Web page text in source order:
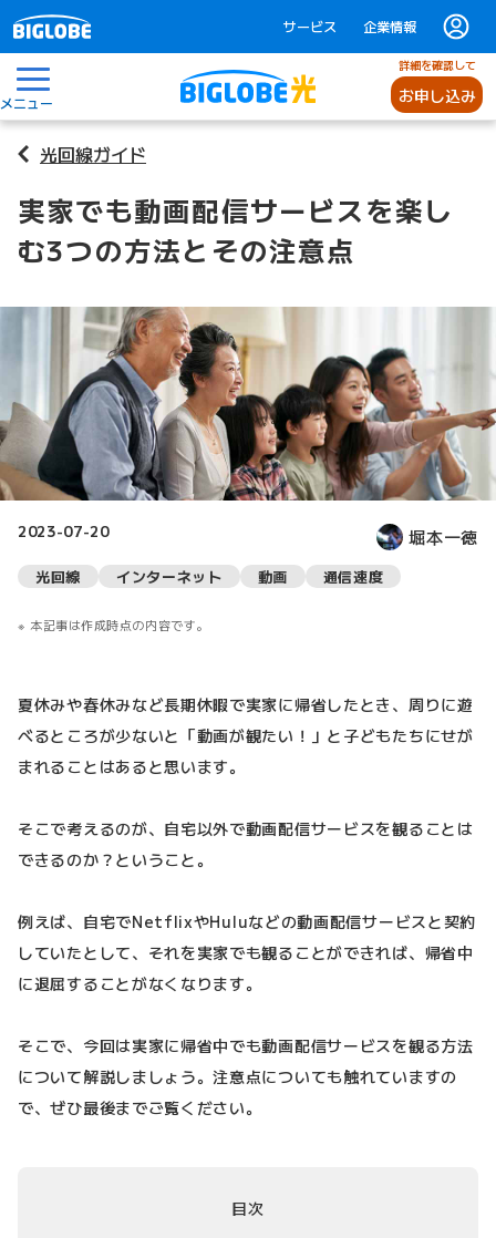
サービス 企業情報
メニュー
詳細を確認して
お申し込み
光回線ガイド
実家でも動画配信サービスを楽し
む3つの方法とその注意点
2023-07-20 堀本一徳
光回線 インターネット 動画 通信速度
本記事は作成時点の内容です。
夏休みや春休みなど長期休暇で実家に帰省したとき、周りに遊
べるところが少ないと「動画が観たい！」と子どもたちにせが
まれることはあると思います。
そこで考えるのが、自宅以外で動画配信サービスを観ることは
できるのか？ということ。
例えば、自宅でNetflixやHuluなどの動画配信サービスと契約
していたとして、それを実家でも観ることができれば、帰省中
に退屈することがなくなります。
そこで、今回は実家に帰省中でも動画配信サービスを観る方法
について解説しましょう。注意点についても触れていますの
で、ぜひ最後までご覧ください。
目次